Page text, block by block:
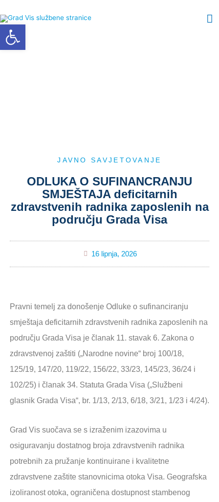
to
content
JAVNO SAVJETOVANJE
ODLUKA O SUFINANCRANJU
SMJEŠTAJA deficitarnih
zdravstvenih radnika zaposlenih na
području Grada Visa
16 lipnja, 2026
Pravni temelj za donošenje Odluke o sufinanciranju
smještaja deficitarnih zdravstvenih radnika zaposlenih na
području Grada Visa je članak 11. stavak 6. Zakona o
zdravstvenoj zaštiti („Narodne novine“ broj 100/18,
125/19, 147/20, 119/22, 156/22, 33/23, 145/23, 36/24 i
102/25) i članak 34. Statuta Grada Visa („Službeni
glasnik Grada Visa“, br. 1/13, 2/13, 6/18, 3/21, 1/23 i 4/24).
Grad Vis suočava se s izraženim izazovima u
osiguravanju dostatnog broja zdravstvenih radnika
potrebnih za pružanje kontinuirane i kvalitetne
zdravstvene zaštite stanovnicima otoka Visa. Geografska
izoliranost otoka, ograničena dostupnost stambenog
Open toolbar